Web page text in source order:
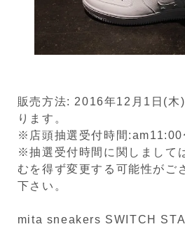
販売方法: 2016年12月1日(木
ります。
※店頭抽選受付時間
※抽選受付時間に関しまして
むを得ず変更する可能性がご
下さい。
mita sneakers SWITCH